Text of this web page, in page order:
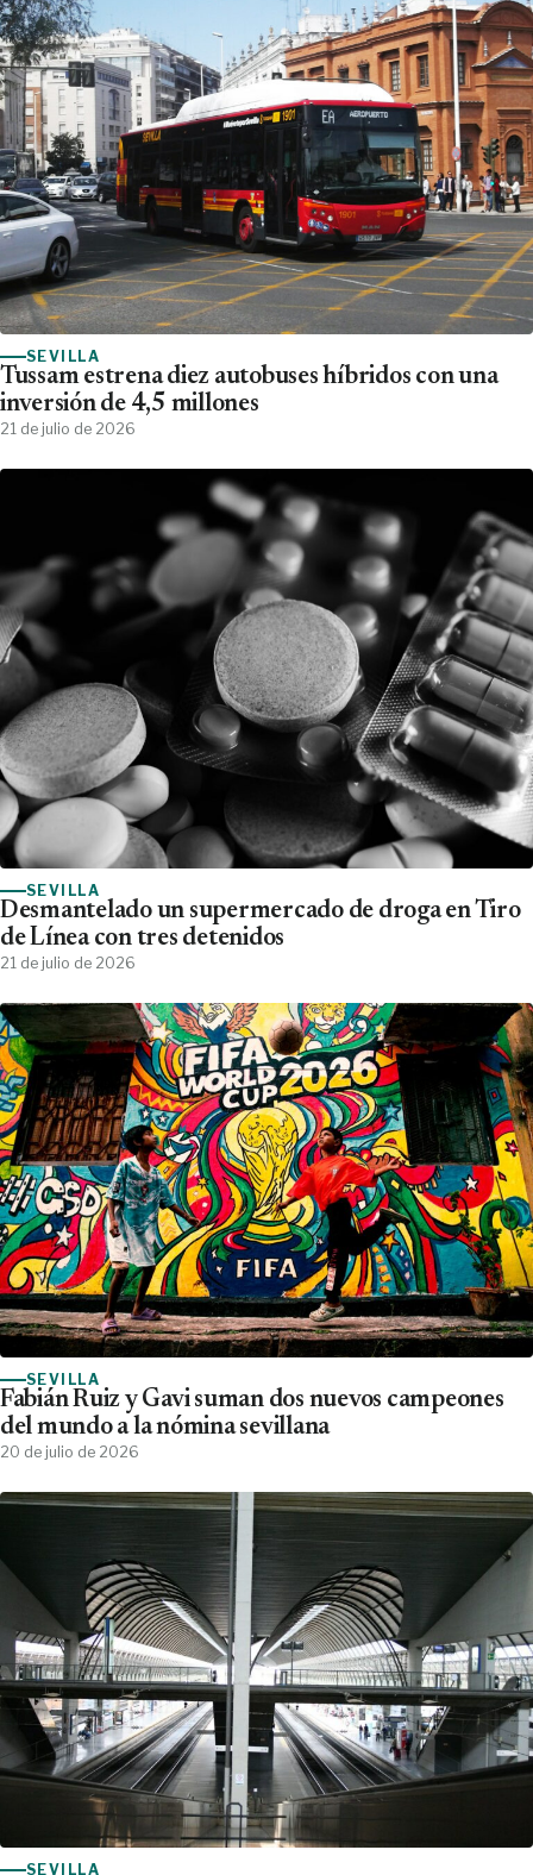
SEVILLA
Tussam estrena diez autobuses híbridos con una
inversión de 4,5 millones
21 de julio de 2026
SEVILLA
Desmantelado un supermercado de droga en Tiro
de Línea con tres detenidos
21 de julio de 2026
SEVILLA
Fabián Ruiz y Gavi suman dos nuevos campeones
del mundo a la nómina sevillana
20 de julio de 2026
SEVILLA